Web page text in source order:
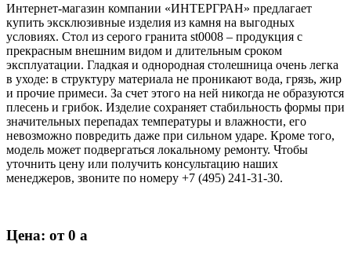
Интернет-магазин компании «ИНТЕРГРАН» предлагает
купить эксклюзивные изделия из камня на выгодных
условиях. Стол из серого гранита st0008 – продукция с
прекрасным внешним видом и длительным сроком
эксплуатации. Гладкая и однородная столешница очень легка
в уходе: в структуру материала не проникают вода, грязь, жир
и прочие примеси. За счет этого на ней никогда не образуются
плесень и грибок. Изделие сохраняет стабильность формы при
значительных перепадах температуры и влажности, его
невозможно повредить даже при сильном ударе. Кроме того,
модель может подвергаться локальному ремонту. Чтобы
уточнить цену или получить консультацию наших
менеджеров, звоните по номеру +7 (495) 241-31-30.
Цена: от 0 a